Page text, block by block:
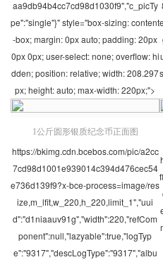
aa9db94b4cc7cd98d1030f9","c_picTy
pe":"single"}" style="box-sizing: content
-box; margin: 0px auto; padding: 20px
0px 0px; user-select: none; overflow: hi
dden; position: relative; width: 208.297
px; height: auto; max-width: 220px;">
1公斤圆形银质纪念币正面图
https://bkimg.cdn.bcebos.com/pic/a2cc
7cd98d1001e939014c394d476cec54
e736d139f9?x-bce-process=image/res
ize,m_lfit,w_220,h_220,limit_1","uui
d":"d1niaauv91g","width":220,"refCom
ponent":null,"lazyable":true,"logTyp
e":"9317","descLogType":"9317","albu